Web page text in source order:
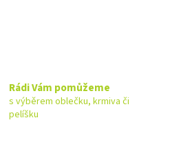
Rádi Vám pomůžeme
s výběrem oblečku, krmiva či
pelíšku